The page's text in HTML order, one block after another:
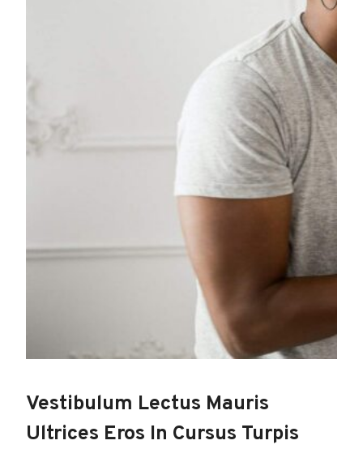
Vestibulum Lectus Mauris
Ultrices Eros In Cursus Turpis